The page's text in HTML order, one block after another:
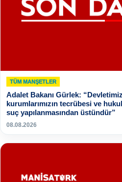
TÜM MANŞETLER
Adalet Bakanı Gürlek:
kurumlarımızın tecrübesi ve
suç yapılanmasından üstündür”
08.08.2026